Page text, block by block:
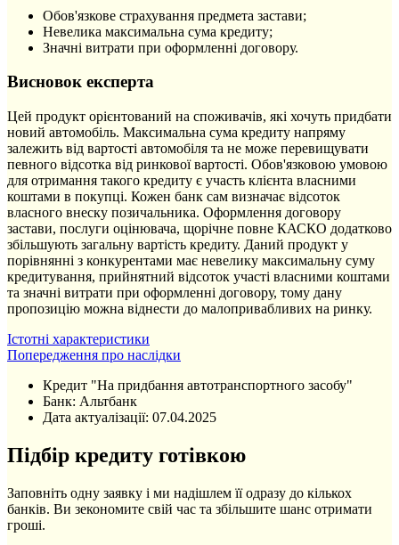
Обов'язкове страхування предмета застави;
Невелика максимальна сума кредиту;
Значні витрати при оформленні договору.
Висновок експерта
Цей продукт орієнтований на споживачів, які хочуть придбати
новий автомобіль. Максимальна сума кредиту напряму
залежить від вартості автомобіля та не може перевищувати
певного відсотка від ринкової вартості. Обов'язковою умовою
для отримання такого кредиту є участь клієнта власними
коштами в покупці. Кожен банк сам визначає відсоток
власного внеску позичальника. Оформлення договору
застави, послуги оцінювача, щорічне повне КАСКО додатково
збільшують загальну вартість кредиту. Даний продукт у
порівнянні з конкурентами має невелику максимальну суму
кредитування, прийнятний відсоток участі власними коштами
та значні витрати при оформленні договору, тому дану
пропозицію можна віднести до малопривабливих на ринку.
Істотні характеристики
Попередження про наслідки
Кредит "На придбання автотранспортного засобу"
Банк: Альтбанк
Дата актуалізації: 07.04.2025
Підбір кредиту готівкою
Заповніть одну заявку і ми надішлем її одразу до кількох
банків. Ви зекономите свій час та збільшите шанс отримати
гроші.